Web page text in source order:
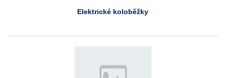
Elektrické koloběžky